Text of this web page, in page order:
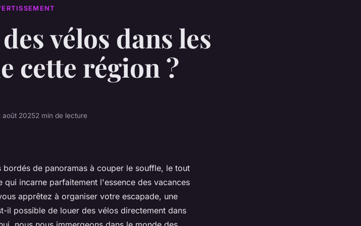
vélos dans les
cette région ?
août 20252 min de lecture
bordés de panoramas à couper le souffle, le tout
incarne parfaitement l'essence des vacances
apprêtez à organiser votre escapade, une
il possible de louer des vélos directement dans